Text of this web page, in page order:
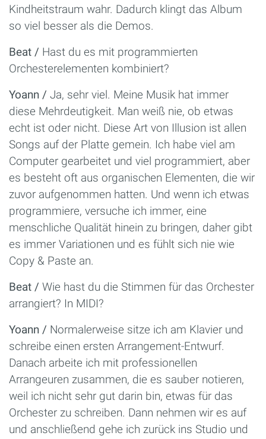
Kindheitstraum wahr. Dadurch klingt das Album
so viel besser als die Demos.
Beat / Hast du es mit programmierten
Orchesterelementen kombiniert?
Yoann / Ja, sehr viel. Meine Musik hat immer
diese Mehrdeutigkeit. Man weiß nie, ob etwas
echt ist oder nicht. Diese Art von Illusion ist allen
Songs auf der Platte gemein. Ich habe viel am
Computer gearbeitet und viel programmiert, aber
es besteht oft aus organischen Elementen, die wir
zuvor aufgenommen hatten. Und wenn ich etwas
programmiere, versuche ich immer, eine
menschliche Qualität hinein zu bringen, daher gibt
es immer Variationen und es fühlt sich nie wie
Copy & Paste an.
Beat / Wie hast du die Stimmen für das Orchester
arrangiert? In MIDI?
Yoann / Normalerweise sitze ich am Klavier und
schreibe einen ersten Arrangement-Entwurf.
Danach arbeite ich mit professionellen
Arrangeuren zusammen, die es sauber notieren,
weil ich nicht sehr gut darin bin, etwas für das
Orchester zu schreiben. Dann nehmen wir es auf
und anschließend gehe ich zurück ins Studio und